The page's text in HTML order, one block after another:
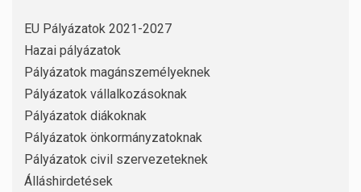
EU Pályázatok 2021-2027
Hazai pályázatok
Pályázatok magánszemélyeknek
Pályázatok vállalkozásoknak
Pályázatok diákoknak
Pályázatok önkormányzatoknak
Pályázatok civil szervezeteknek
Álláshirdetések